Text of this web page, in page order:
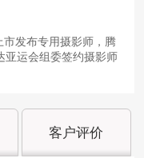
发布专用摄影师，腾
亚运会组委签约摄影师
客户评价